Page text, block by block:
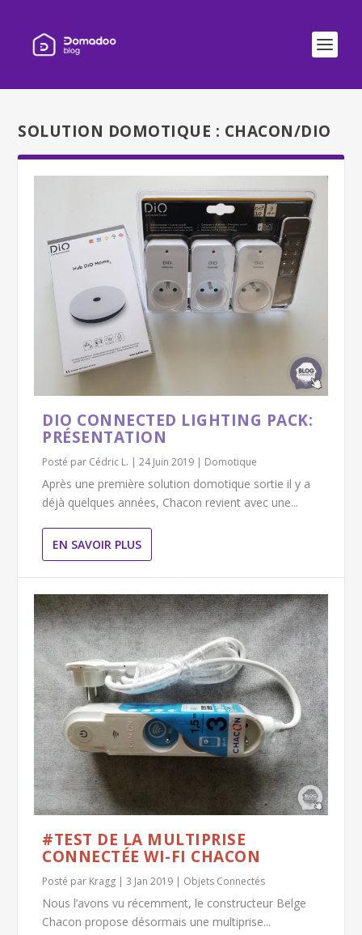
SOLUTION DOMOTIQUE : CHACON/DIO
DIO CONNECTED LIGHTING PACK:
PRÉSENTATION
Posté par Cédric L. |24 Juin 2019 | Domotique
Après une première solution domotique sortie il y a
déjà quelques années, Chacon revient avec une...
EN SAVOIR PLUS
#TEST DE LA MULTIPRISE
CONNECTÉE WI-FI CHACON
Posté par Kragg |3 Jan 2019 | Objets Connectés
Nous l’avons vu récemment, le constructeur Belge
Chacon propose désormais une multiprise...